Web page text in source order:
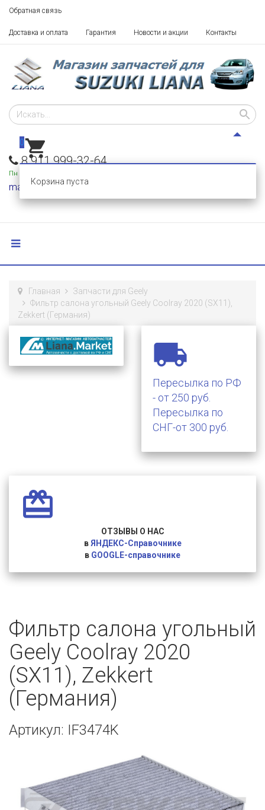
Обратная связь
Доставка и оплата Гарантия Новости и акции Контакты
8 911 999-32-64
Пн - Пт: 10 - 18,
mail@razborka-liana.ru
0
Корзина пуста
Главная
Запчасти для Geely
Фильтр салона угольный Geely Coolray 2020 (SX11),
Zekkert (Германия)

Пересылка по РФ
- от 250 руб.
Пересылка по
СНГ-от 300 руб.

ОТЗЫВЫ О НАС
вЯНДЕКС-Справочнике
в GOOGLE-справочнике
Фильтр салона угольный
Geely Coolray 2020
(SX11), Zekkert
(Германия)
Артикул: IF3474K